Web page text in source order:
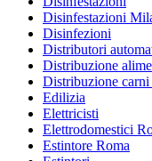
Disinfestazioni
Disinfezioni
Distributori
Distribuzione
Distribuzione carni
Edilizia
Elettricisti
Elettrodomestici
Estintore Roma